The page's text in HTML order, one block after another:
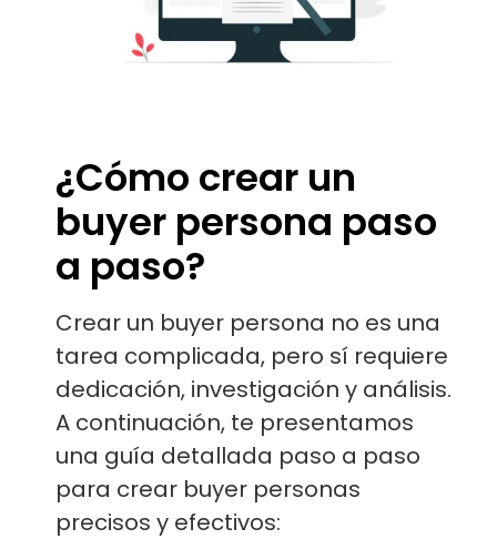
¿Cómo crear un
buyer persona paso
a paso?
Crear un buyer persona no es una
tarea complicada, pero sí requiere
dedicación, investigación y análisis.
A continuación, te presentamos
una guía detallada paso a paso
para crear buyer personas
precisos y efectivos: